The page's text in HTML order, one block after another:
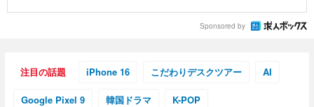
Sponsored by
注目の話題 iPhone 16 こだわりデスクツアー AI
Google Pixel 9 韓国ドラマ K-POP